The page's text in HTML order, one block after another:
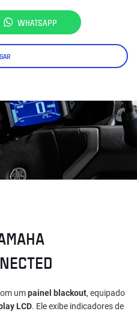
WHATSAPP
umpainel blackout, equipado
LCD. Ele exibe indicadores de